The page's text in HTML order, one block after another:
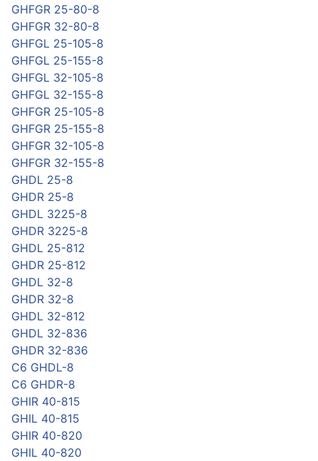
GHFGR 25-80-8
GHFGR 32-80-8
GHFGL 25-105-8
GHFGL 25-155-8
GHFGL 32-105-8
GHFGL 32-155-8
GHFGR 25-105-8
GHFGR 25-155-8
GHFGR 32-105-8
GHFGR 32-155-8
GHDL 25-8
GHDR 25-8
GHDL 3225-8
GHDR 3225-8
GHDL 25-812
GHDR 25-812
GHDL 32-8
GHDR 32-8
GHDL 32-812
GHDL 32-836
GHDR 32-836
C6 GHDL-8
C6 GHDR-8
GHIR 40-815
GHIL 40-815
GHIR 40-820
GHIL 40-820